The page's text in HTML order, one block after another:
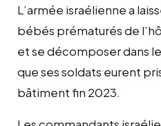
L’armée israélienne a
bébés prématurés de
et se décomposer dans
que ses soldats eurent
bâtiment fin 2023.